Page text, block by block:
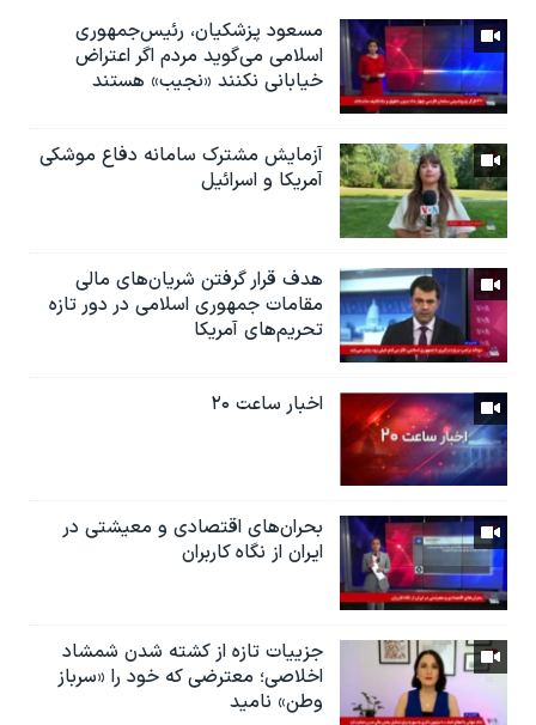
مسعود پزشکیان، رئيس‌جمهوری
اسلامی می‌گوید مردم اگر اعتراض
خیابانی نکنند «نجیب» هستند
آزمایش مشترک سامانه دفاع موشکی
آمریکا و اسرائیل
هدف قرار گرفتن شریان‌های مالی
مقامات جمهوری اسلامی در دور تازه
تحریم‌های آمریکا
اخبار ساعت ۲۰
بحران‌های اقتصادی و معیشتی در
ایران از نگاه کاربران
جزییات تازه از کشته شدن شمشاد
اخلاصی؛ معترضی که خود را «سرباز
وطن» نامید